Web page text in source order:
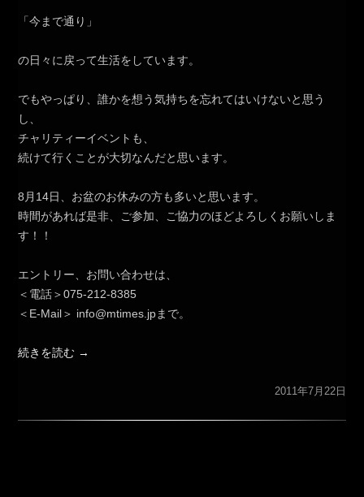
「今まで通り」
の日々に戻って生活をしています。
でもやっぱり、誰かを想う気持ちを忘れてはいけないと思う
し、
チャリティーイベントも、
続けて行くことが大切なんだと思います。
8月14日、お盆のお休みの方も多いと思います。
時間があれば是非、ご参加、ご協力のほどよろしくお願いしま
す！！
エントリー、お問い合わせは、
＜電話＞075-212-8385
＜E-Mail＞ info@mtimes.jpまで。
続きを読む →
2011年7月22日